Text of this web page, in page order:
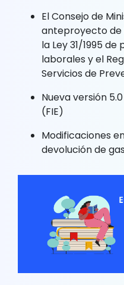
El Consejo de
anteproyecto de
la Ley 31/1995
laborales y el
Servicios de
Nueva versión
(FIE)
Modificaciones
devolución de